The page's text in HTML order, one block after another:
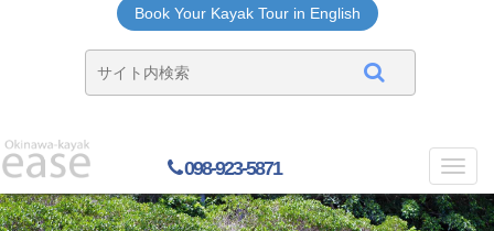
Book Your Kayak Tour in English
098-923-5871